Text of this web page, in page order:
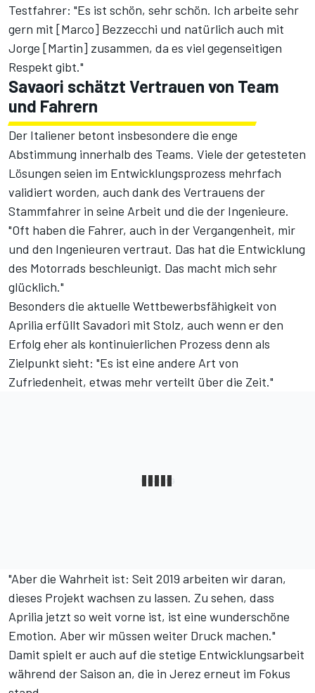
Testfahrer: "Es ist schön, sehr schön. Ich arbeite sehr
gern mit [Marco] Bezzecchi und natürlich auch mit
Jorge [Martin] zusammen, da es viel gegenseitigen
Respekt gibt."
Savaori schätzt Vertrauen von Team
und Fahrern
Der Italiener betont insbesondere die enge
Abstimmung innerhalb des Teams. Viele der getesteten
Lösungen seien im Entwicklungsprozess mehrfach
validiert worden, auch dank des Vertrauens der
Stammfahrer in seine Arbeit und die der Ingenieure.
"Oft haben die Fahrer, auch in der Vergangenheit, mir
und den Ingenieuren vertraut. Das hat die Entwicklung
des Motorrads beschleunigt. Das macht mich sehr
glücklich."
Besonders die aktuelle Wettbewerbsfähigkeit von
Aprilia erfüllt Savadori mit Stolz, auch wenn er den
Erfolg eher als kontinuierlichen Prozess denn als
Zielpunkt sieht: "Es ist eine andere Art von
Zufriedenheit, etwas mehr verteilt über die Zeit."
"Aber die Wahrheit ist: Seit 2019 arbeiten wir daran,
dieses Projekt wachsen zu lassen. Zu sehen, dass
Aprilia jetzt so weit vorne ist, ist eine wunderschöne
Emotion. Aber wir müssen weiter Druck machen."
Damit spielt er auch auf die stetige Entwicklungsarbeit
während der Saison an, die in Jerez erneut im Fokus